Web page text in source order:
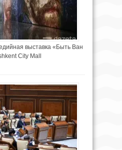
выставка «Быть Ван
City Mall